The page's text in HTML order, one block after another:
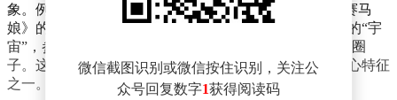
象。例如，“哈基米”原本是日语中“蜂蜜”的空耳，因《赛马
娘》的幼态电音走红后，逐渐演变为一个涵盖各种变体的“宇
宙”，参与者无需了解原意，只需一句“哈基米”便能融入圈
子。这种低门槛、无意义的狂欢，正是互联网文化的核心特征
之一。
微信截图识别或微信按住识别，关注公
众号回复数字1获得阅读码